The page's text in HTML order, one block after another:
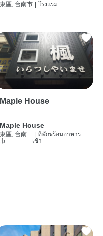
東區, 台南市 | โรงแรม
Maple House
Maple House
東區, 台南
市
| ที่พักพร้อมอาหาร
เช้า